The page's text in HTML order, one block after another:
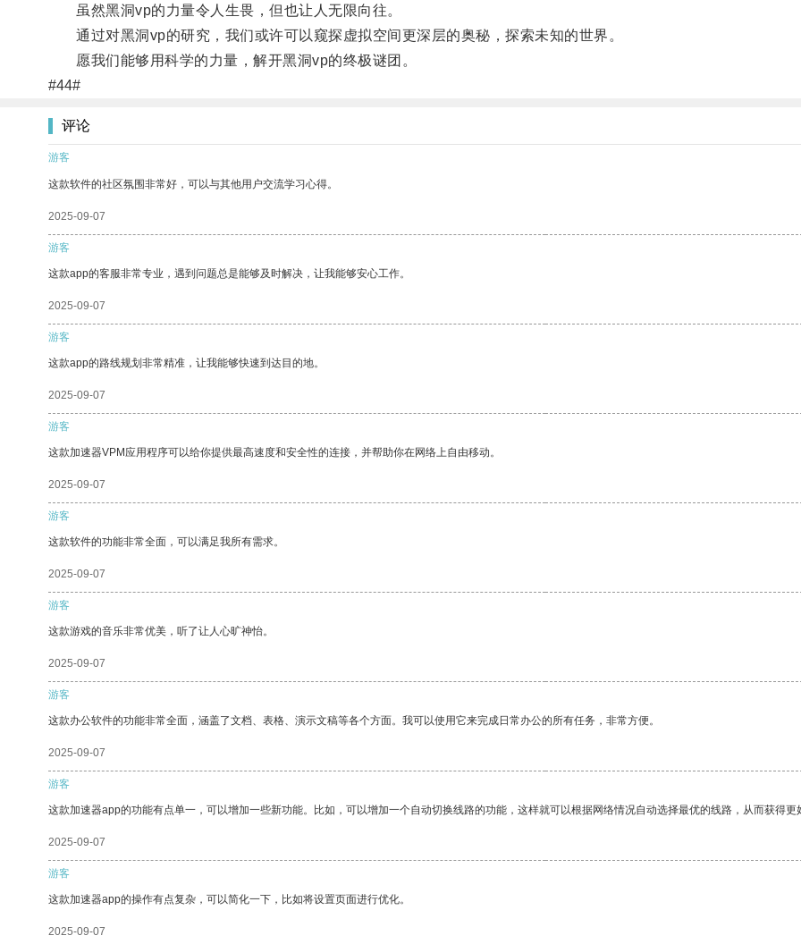
虽然黑洞vp的力量令人生畏，但也让人无限向往。
通过对黑洞vp的研究，我们或许可以窥探虚拟空间更深层的奥秘，探索未知的世界。
愿我们能够用科学的力量，解开黑洞vp的终极谜团。
#44#
评论
游客
这款软件的社区氛围非常好，可以与其他用户交流学习心得。
2025-09-07
游客
这款app的客服非常专业，遇到问题总是能够及时解决，让我能够安心工作。
2025-09-07
游客
这款app的路线规划非常精准，让我能够快速到达目的地。
2025-09-07
游客
这款加速器VPM应用程序可以给你提供最高速度和安全性的连接，并帮助你在网络上自由移动。
2025-09-07
游客
这款软件的功能非常全面，可以满足我所有需求。
2025-09-07
游客
这款游戏的音乐非常优美，听了让人心旷神怡。
2025-09-07
游客
这款办公软件的功能非常全面，涵盖了文档、表格、演示文稿等各个方面。我可以使用它来完成日常办公的所有任务，非常方便。
2025-09-07
游客
这款加速器app的功能有点单一，可以增加一些新功能。比如，可以增加一个自动切换线路的功能，这样就可以根据网络情况自动选择最优的线路，从而获得更
2025-09-07
游客
这款加速器app的操作有点复杂，可以简化一下，比如将设置页面进行优化。
2025-09-07